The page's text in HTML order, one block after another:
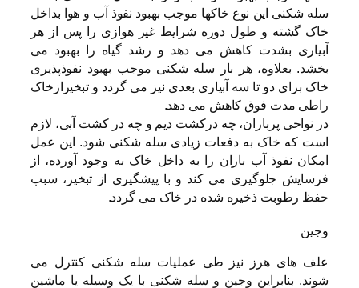
سله شکنی این نوع خاکها موجب بهبود نفوذ آب و هوا بداخل
خاک گشته و طول دوره شرایط غیر هوازی را پس از هر
آبیاری بشدت کاهش می دهد و رشد گیاه را بهبود می
بخشد. بعلاوه، هر بار سله شکنی موجب بهبود نفوذپذیری
خاک برای دو تا سه آبیاری بعدی نیز می گردد و تبخیرازخاک
راطی مدت فوق کاهش می دهد.
در نواحی پرباران، چه درکشت دیم و چه در کشت آبی، لازم
است که خاک به دفعات زیادی سله شکنی شود. این عمل
امکان نفوذ آب باران را به داخل خاک به وجود آورده، از
فرسایش جلوگیری می کند و با پیشگیری از تبخیر، سبب
حفظ رطوبت ذخیره شده در خاک می گردد.
وجین
علف های هرز نیز طی عملیات سله شکنی کنترل می
شوند. بنابراین وجین و سله شکنی با یک وسیله یا ماشین